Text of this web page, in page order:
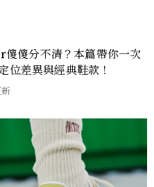
傻分不清？本篇帶你一次
位差異與經典鞋款！